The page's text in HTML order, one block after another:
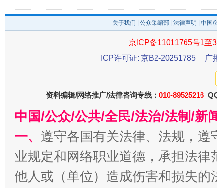
今
魏明亮
关于我们 公众采编部 法律声明 | 中国
京ICP备11011765号1至
ICP许可证: 京B2-20251785
广
资料编辑/网络推广/法律咨询专线： 010-89525216
中国/公众/公共/全民/法治/法制/新
一、 遵守各国有关法律、法规，
业规定和网络职业道德，承担法
他人或（单位）造成伤害和损失